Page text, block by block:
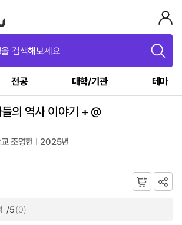
검색해보세요
전공 대학/기관 테마
의 역사 이야기 + @
조영헌 2025년
/5(0)